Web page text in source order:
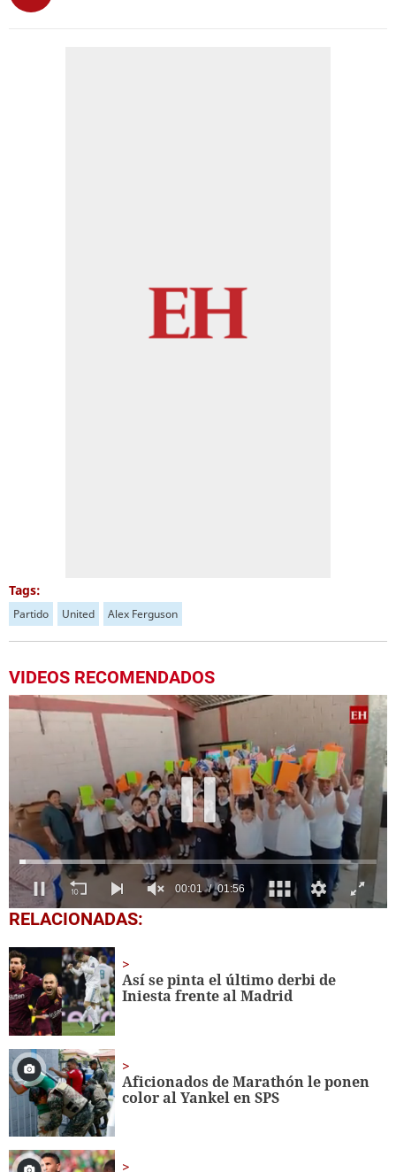
Tags:
Partido United Alex Ferguson
VIDEOS RECOMENDADOS
0
seconds
1
minute,
56
seconds
RELACIONADAS:
Así se pinta el último derbi de
Iniesta frente al Madrid
Aficionados de Marathón le ponen
color al Yankel en SPS